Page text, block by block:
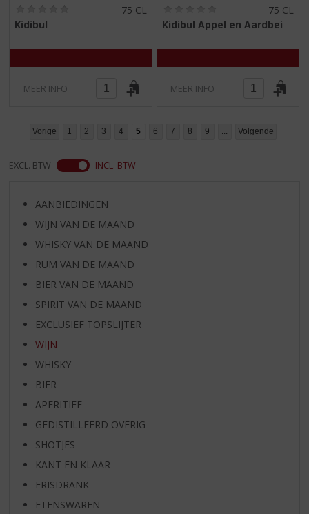
/
75 CL
Kidibul
MEER INFO
,
/
75 CL
Kidibul Appel en Aardbei
MEER INFO
Vorige 1 2 3 4 5 6 7 8 9 ... Volgende
EXCL. BTW INCL. BTW
AANBIEDINGEN
WIJN VAN DE MAAND
WHISKY VAN DE MAAND
RUM VAN DE MAAND
BIER VAN DE MAAND
SPIRIT VAN DE MAAND
EXCLUSIEF TOPSLIJTER
WIJN
WHISKY
BIER
APERITIEF
GEDISTILLEERD OVERIG
SHOTJES
KANT EN KLAAR
FRISDRANK
ETENSWAREN